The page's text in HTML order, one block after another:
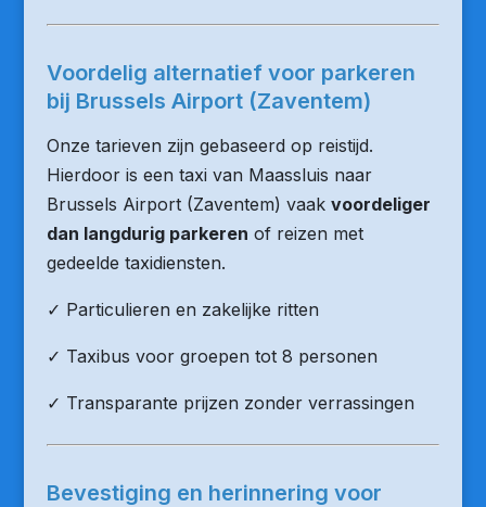
Voordelig alternatief voor parkeren
bij Brussels Airport (Zaventem)
Onze tarieven zijn gebaseerd op reistijd.
Hierdoor is een taxi van Maassluis naar
Brussels Airport (Zaventem) vaak voordeliger
dan langdurig parkeren of reizen met
gedeelde taxidiensten.
✓ Particulieren en zakelijke ritten
✓ Taxibus voor groepen tot 8 personen
✓ Transparante prijzen zonder verrassingen
Bevestiging en herinnering voor